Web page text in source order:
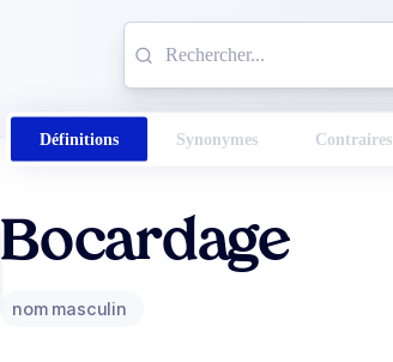
Définitions Synonymes Contraires
Bocardage
nom masculin